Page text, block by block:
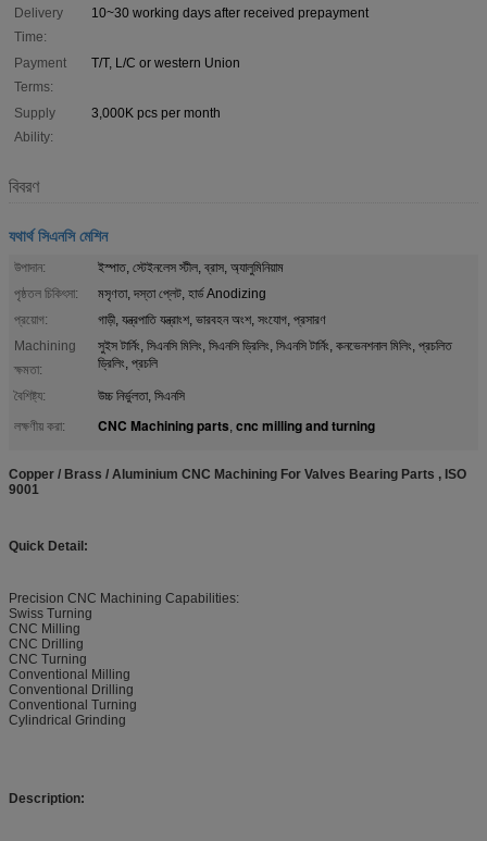
Delivery
Time:
10~30 working days after received prepayment
Payment
Terms:
T/T, L/C or western Union
Supply
Ability:
3,000K pcs per month
বিবরণ
যথার্থ সিএনসি মেশিন
উপাদান:
ইস্পাত, স্টেইনলেস স্টীল, ব্রাস, অ্যালুমিনিয়াম
পৃষ্ঠতল চিকিৎসা:
মসৃণতা, দস্তা প্লেট, হার্ড Anodizing
প্রয়োগ:
গাড়ী, যন্ত্রপাতি যন্ত্রাংশ, ভারবহন অংশ, সংযোগ, প্রসারণ
Machining
ক্ষমতা:
সুইস টার্নিং, সিএনসি মিলিং, সিএনসি ড্রিলিং, সিএনসি টার্নিং, কনভেনশনাল মিলিং, প্রচলিত
ড্রিলিং, প্রচলি
বৈশিষ্ট্য:
উচ্চ নির্ভুলতা, সিএনসি
লক্ষণীয় করা:
CNC Machining parts, cnc milling and turning
Copper / Brass / Aluminium CNC Machining For Valves Bearing Parts , ISO
9001
Quick Detail:
Precision CNC Machining Capabilities:
Swiss Turning
CNC Milling
CNC Drilling
CNC Turning
Conventional Milling
Conventional Drilling
Conventional Turning
Cylindrical Grinding
Description: